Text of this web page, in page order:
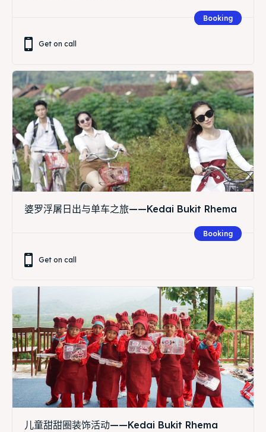
Booking
Get on call
婆罗浮屠日出与单车之旅——Kedai Bukit Rhema
Booking
Get on call
儿童甜甜圈装饰活动——Kedai Bukit Rhema